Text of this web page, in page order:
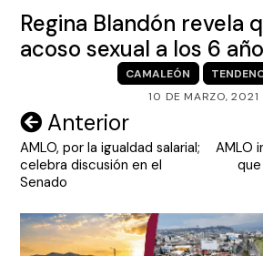
Regina Blandón revela
acoso sexual a los 6
CAMALEÓN
10 DE MARZO, 2021
Navegación
de
entradas
Anterior
AMLO, por la igualdad salarial;
celebra discusión en el
Senado
AMLO